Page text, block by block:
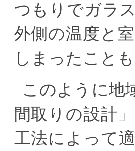
つもりでガラ
外側の温度と
しまったこと
このように地
間取りの設計
工法によって